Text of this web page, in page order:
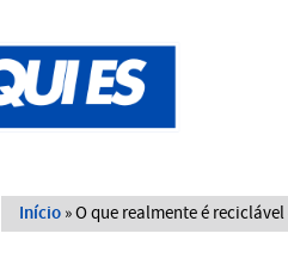
Início »O que realmente é